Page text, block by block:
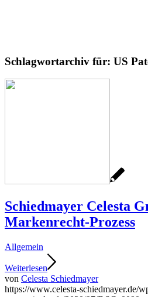
Schlagwortarchiv für: US
Schiedmayer Celesta
Markenrecht-Prozess
Allgemein
Weiterlesen
von Celesta Schiedmayer
https://www.celesta-schiedmayer.de/